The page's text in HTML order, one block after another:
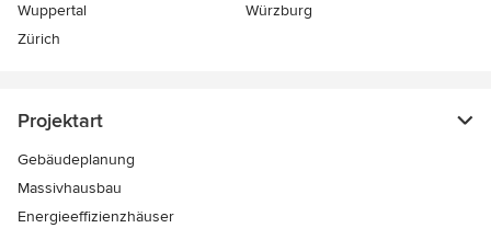
Wuppertal
Würzburg
Zürich
Projektart
Gebäudeplanung
Massivhausbau
Energieeffizienzhäuser